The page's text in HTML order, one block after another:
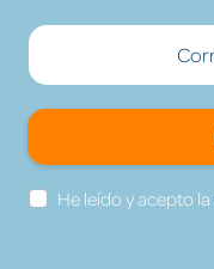
He leído y acepto la